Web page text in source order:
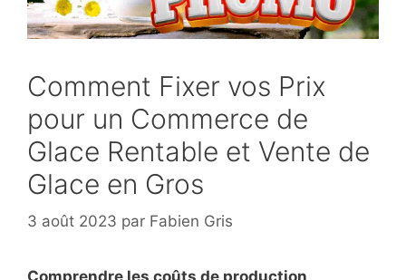
Comment Fixer vos Prix
pour un Commerce de
Glace Rentable et Vente de
Glace en Gros
3 août 2023 par Fabien Gris